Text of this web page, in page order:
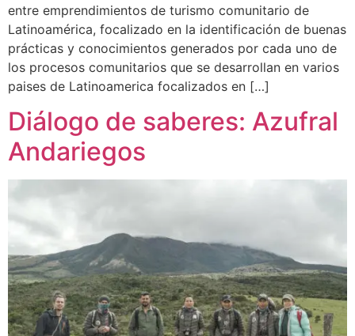
entre emprendimientos de turismo comunitario de
Latinoamérica, focalizado en la identificación de buenas
prácticas y conocimientos generados por cada uno de
los procesos comunitarios que se desarrollan en varios
paises de Latinoamerica focalizados en […]
Diálogo de saberes: Azufral
Andariegos